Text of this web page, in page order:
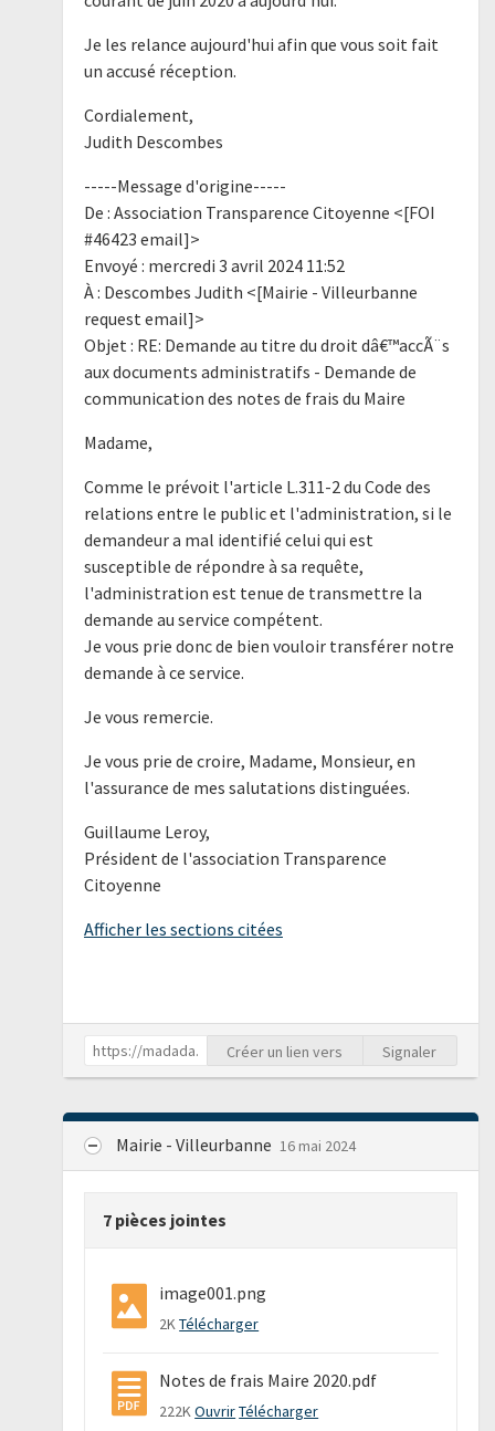
Je les relance aujourd'hui afin que vous soit fait
un accusé réception.
Cordialement,
Judith Descombes
-----Message d'origine-----
De : Association Transparence Citoyenne <[FOI
#46423 email]>
Envoyé : mercredi 3 avril 2024 11:52
À : Descombes Judith <[Mairie - Villeurbanne
request email]>
Objet : RE: Demande au titre du droit dâ€™accÃ¨s
aux documents administratifs - Demande de
communication des notes de frais du Maire
Madame,
Comme le prévoit l'article L.311-2 du Code des
relations entre le public et l'administration, si le
demandeur a mal identifié celui qui est
susceptible de répondre à sa requête,
l'administration est tenue de transmettre la
demande au service compétent.
Je vous prie donc de bien vouloir transférer notre
demande à ce service.
Je vous remercie.
Je vous prie de croire, Madame, Monsieur, en
l'assurance de mes salutations distinguées.
Guillaume Leroy,
Président de l'association Transparence
Citoyenne
Afficher les sections citées
Créer un lien vers Signaler
Mairie - Villeurbanne 16 mai 2024
7 pièces jointes
image001.png
2KTélécharger
Notes de frais Maire 2020.pdf
222KOuvrirTélécharger